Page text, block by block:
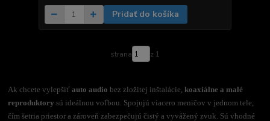
Pridať do košíka
strana z 1
Ak chcete vylepšiťauto audio bez zložitej inštalácie,koaxiálne a malé
reproduktory sú ideálnou voľbou. Spojujú viacero meničov v jednom tele,
čím šetria priestor a zároveň zabezpečujú čistý a vyvážený zvuk. Sú vhodné